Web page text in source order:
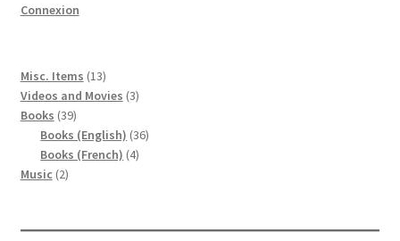
Connexion
Misc. Items 1313
produits
Videos and Movies 33
Books 3939
produits
Books (English) 3636
Books (French) 44
Music 22